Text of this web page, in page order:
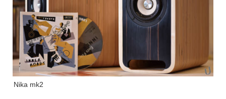
Nika mk2